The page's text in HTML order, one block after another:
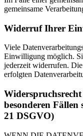
gemeinsame
Widerruf Ihrer
Viele
Einwilligung möglich.
jederzeit widerrufen.
erfolgten
besonderen
21 DSGVO)